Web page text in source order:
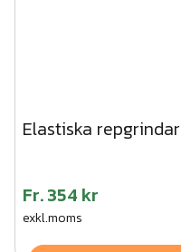
Elastiska repgrindar
Fr.354 kr
exkl.moms